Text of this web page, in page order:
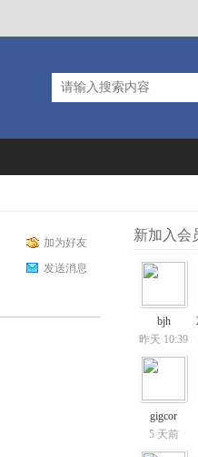
新加入会
bjh
昨天 10:39
gigcor
5 天前
加为好友
发送消息